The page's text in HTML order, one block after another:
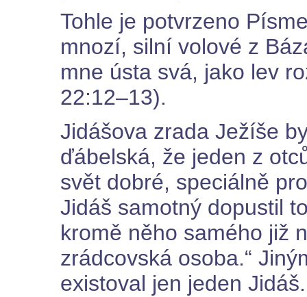
Tohle je potvrzeno
mnozí, silní volové z
mne ústa svá, jako lev
22:12–13).
Jidášova zrada Ježíše
ďábelská, že jeden z
svět dobré, speciálně
Jidáš samotný dopustil
kromě něho samého již
zrádcovská osoba.“
existoval jen jeden Jidáš.